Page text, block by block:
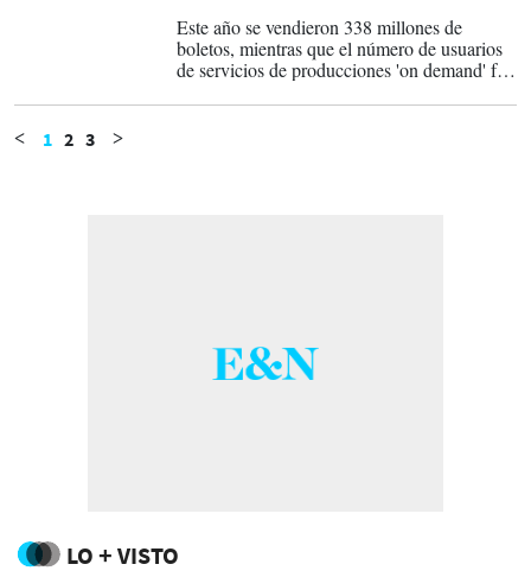
Este año se vendieron 338 millones de
boletos, mientras que el número de usuarios
de servicios de producciones 'on demand' fue
< 1 2 3 >
LO + VISTO